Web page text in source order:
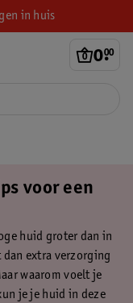
in huis
0.
00
voor een
huid groter dan in
extra verzorging
waarom voelt je
je je huid in deze